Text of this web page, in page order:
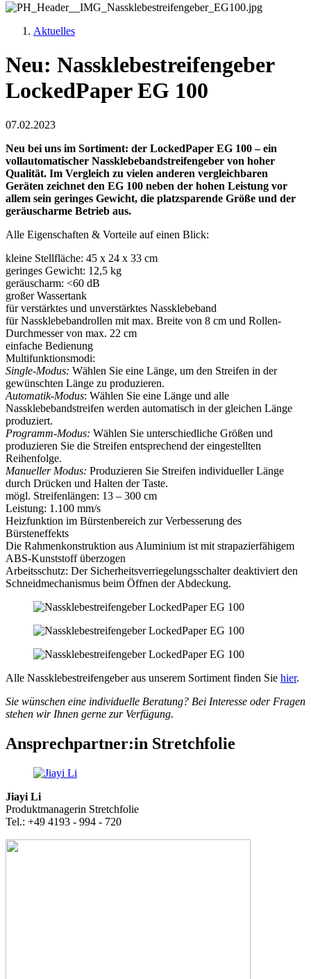
Aktuelles
Neu: Nassklebestreifengeber
LockedPaper EG 100
07.02.2023
Neu bei uns im Sortiment: der LockedPaper EG 100 – ein
vollautomatischer Nassklebebandstreifengeber von hoher
Qualität. Im Vergleich zu vielen anderen vergleichbaren
Geräten zeichnet den EG 100 neben der hohen Leistung vor
allem sein geringes Gewicht, die platzsparende Größe und der
geräuscharme Betrieb aus.
Alle Eigenschaften & Vorteile auf einen Blick:
kleine Stellfläche: 45 x 24 x 33 cm
geringes Gewicht: 12,5 kg
geräuscharm: <60 dB
großer Wassertank
für verstärktes und unverstärktes Nassklebeband
für Nassklebebandrollen mit max. Breite von 8 cm und Rollen-
Durchmesser von max. 22 cm
einfache Bedienung
Multifunktionsmodi:
Single-Modus: Wählen Sie eine Länge, um den Streifen in der
gewünschten Länge zu produzieren.
Automatik-Modus: Wählen Sie eine Länge und alle
Nassklebebandstreifen werden automatisch in der gleichen Länge
produziert.
Programm-Modus: Wählen Sie unterschiedliche Größen und
produzieren Sie die Streifen entsprechend der eingestellten
Reihenfolge.
Manueller Modus: Produzieren Sie Streifen individueller Länge
durch Drücken und Halten der Taste.
mögl. Streifenlängen: 13 – 300 cm
Leistung: 1.100 mm/s
Heizfunktion im Bürstenbereich zur Verbesserung des
Bürsteneffekts
Die Rahmenkonstruktion aus Aluminium ist mit strapazierfähigem
ABS-Kunststoff überzogen
Arbeitsschutz: Der Sicherheitsverriegelungsschalter deaktiviert den
Schneidmechanismus beim Öffnen der Abdeckung.
Alle Nassklebestreifengeber aus unserem Sortiment finden Sie hier.
Sie wünschen eine individuelle Beratung? Bei Interesse oder Fragen
stehen wir Ihnen gerne zur Verfügung.
Ansprechpartner:in Stretchfolie
Jiayi Li
Produktmanagerin Stretchfolie
Tel.: +49 4193 - 994 - 720